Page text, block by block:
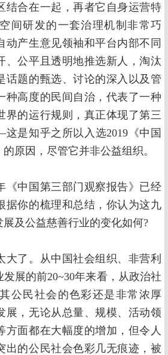
结合在一起，再者它自身运营特
间研发的一套治理机制非常巧
动产生意见领袖和平台内部不同
、公平且透明地推选新人，淘汰
话题的甄选、讨论的深入以及管
种高度的民间自治，代表了一种
界的运行规则，真正体现了第三
是知乎之所以入选2019《中国
原因，尽管它并非公益组织。
《中国第三部门观察报告》已经
据你的梳理和总结，你认为这九
及公益慈善行业的变化如何?
大了。从中国社会组织、非营利
展的前20~30年来看，从政治社
公民社会的色彩还是非常浓厚
展，无论从总量、规模、活动领
方面都在大幅度的增加，但令人
出的公民社会色彩几无痕迹，被